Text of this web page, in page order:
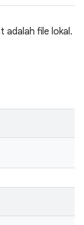
adalah file lokal.